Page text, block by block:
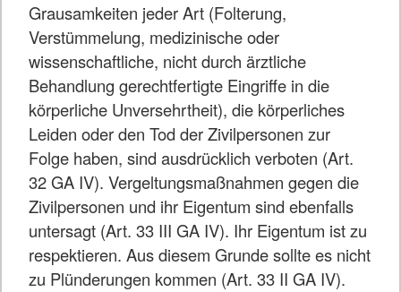
Grausamkeiten jeder Art (Folterung,
Verstümmelung, medizinische oder
wissenschaftliche, nicht durch ärztliche
Behandlung gerechtfertigte Eingriffe in die
körperliche Unversehrtheit), die körperliches
Leiden oder den Tod der Zivilpersonen zur
Folge haben, sind ausdrücklich verboten (Art.
32 GA IV). Vergeltungsmaßnahmen gegen die
Zivilpersonen und ihr Eigentum sind ebenfalls
untersagt (Art. 33 III GA IV). Ihr Eigentum ist zu
respektieren. Aus diesem Grunde sollte es nicht
zu Plünderungen kommen (Art. 33 II GA IV).